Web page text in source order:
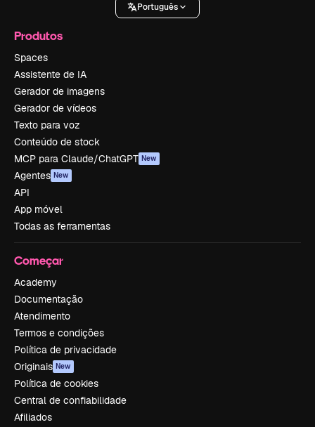
Português
Produtos
Spaces
Assistente de IA
Gerador de imagens
Gerador de vídeos
Texto para voz
Conteúdo de stock
MCP para Claude/ChatGPT New
Agentes New
API
App móvel
Todas as ferramentas
Começar
Academy
Documentação
Atendimento
Termos e condições
Política de privacidade
Originais New
Política de cookies
Central de confiabilidade
Afiliados